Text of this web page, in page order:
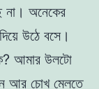
না। অনেকের
উঠে বসে।
আমার উলটো
আর চোখ মেলতে